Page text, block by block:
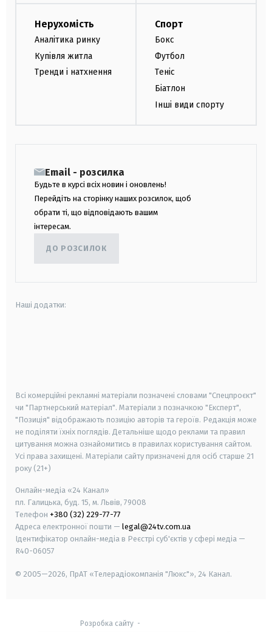
Нерухомість
Аналітика ринку
Купівля житла
Тренди і натхнення
Спорт
Бокс
Футбол
Теніс
Біатлон
Інші види спорту
Email - розсилка
Будьте в курсі всіх новин і оновлень!
Перейдіть на сторінку наших розсилок, щоб
обрати ті, що відповідають вашим
інтересам.
ДО РОЗСИЛОК
Наші додатки:
Всі комерційні рекламні матеріали позначені словами "Спецпроєкт"
чи "Партнерський матеріал". Матеріали з позначкою "Експерт",
"Позиція" відображають позицію авторів та героїв. Редакція може
не поділяти їхніх поглядів. Детальніше щодо реклами та правил
цитування можна ознайомитись в правилах користування сайтом.
Усі права захищені. Матеріали сайту призначені для осіб старше 21
року (21+)
Онлайн-медіа «24 Канал»
пл. Галицька, буд. 15, м. Львів, 79008
Телефон +380 (32) 229-77-77
Адреса електронної пошти — legal@24tv.com.ua
Ідентифікатор онлайн-медіа в Реєстрі суб'єктів у сфері медіа —
R40-06057
© 2005—2026, ПрАТ «Телерадіокомпанія "Люкс"», 24 Канал.
Розробка сайту-